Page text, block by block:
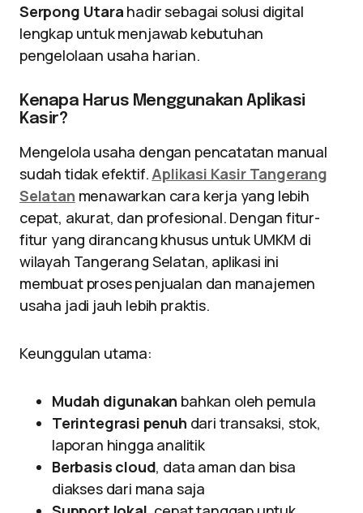
Serpong Utara hadir sebagai solusi digital
lengkap untuk menjawab kebutuhan
pengelolaan usaha harian.
Kenapa Harus Menggunakan Aplikasi
Kasir?
Mengelola usaha dengan pencatatan manual
sudah tidak efektif. Aplikasi Kasir Tangerang
Selatan menawarkan cara kerja yang lebih
cepat, akurat, dan profesional. Dengan fitur-
fitur yang dirancang khusus untuk UMKM di
wilayah Tangerang Selatan, aplikasi ini
membuat proses penjualan dan manajemen
usaha jadi jauh lebih praktis.
Keunggulan utama:
Mudah digunakan bahkan oleh pemula
Terintegrasi penuh dari transaksi, stok,
laporan hingga analitik
Berbasis cloud, data aman dan bisa
diakses dari mana saja